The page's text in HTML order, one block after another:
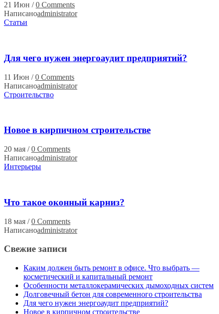
21 Июн / 0 Comments
Написаноadministrator
Статьи
Для чего нужен энергоаудит предприятий?
11 Июн / 0 Comments
Написаноadministrator
Строительство
Новое в кирпичном строительстве
20 мая / 0 Comments
Написаноadministrator
Интерьеры
Что такое оконный карниз?
18 мая / 0 Comments
Написаноadministrator
Свежие записи
Каким должен быть ремонт в офисе. Что выбрать —
косметический и капитальный ремонт
Особенности металлокерамических дымоходных систем
Долговечный бетон для современного строительства
Для чего нужен энергоаудит предприятий?
Новое в кирпичном строительстве